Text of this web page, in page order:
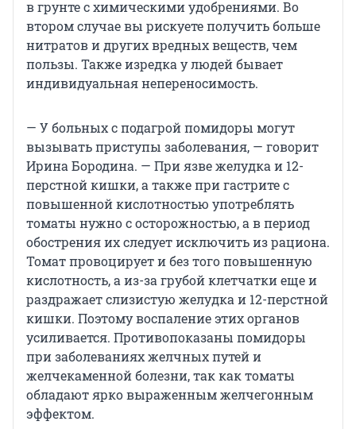
в грунте с химическими удобрениями. Во
втором случае вы рискуете получить больше
нитратов и других вредных веществ, чем
пользы. Также изредка у людей бывает
индивидуальная непереносимость.
— У больных с подагрой помидоры могут
вызывать приступы заболевания, — говорит
Ирина Бородина. — При язве желудка и 12-
перстной кишки, а также при гастрите с
повышенной кислотностью употреблять
томаты нужно с осторожностью, а в период
обострения их следует исключить из рациона.
Томат провоцирует и без того повышенную
кислотность, а из-за грубой клетчатки еще и
раздражает слизистую желудка и 12-перстной
кишки. Поэтому воспаление этих органов
усиливается. Противопоказаны помидоры
при заболеваниях желчных путей и
желчекаменной болезни, так как томаты
обладают ярко выраженным желчегонным
эффектом.